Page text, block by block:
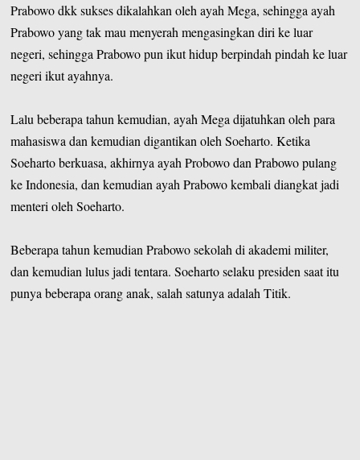
Prabowo dkk sukses dikalahkan oleh ayah Mega, sehingga ayah
Prabowo yang tak mau menyerah mengasingkan diri ke luar
negeri, sehingga Prabowo pun ikut hidup berpindah pindah ke luar
negeri ikut ayahnya.
Lalu beberapa tahun kemudian, ayah Mega dijatuhkan oleh para
mahasiswa dan kemudian digantikan oleh Soeharto. Ketika
Soeharto berkuasa, akhirnya ayah Probowo dan Prabowo pulang
ke Indonesia, dan kemudian ayah Prabowo kembali diangkat jadi
menteri oleh Soeharto.
Beberapa tahun kemudian Prabowo sekolah di akademi militer,
dan kemudian lulus jadi tentara. Soeharto selaku presiden saat itu
punya beberapa orang anak, salah satunya adalah Titik.